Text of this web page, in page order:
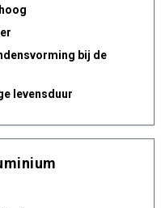
bij de
levensduur